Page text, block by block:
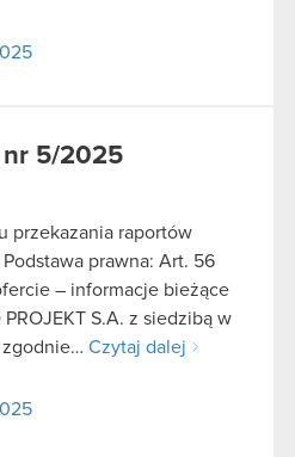
nr 5/2025
przekazania raportów
prawna: Art. 56
– informacje bieżące
S.A. z siedzibą w
zgodnie… Czytaj dalej